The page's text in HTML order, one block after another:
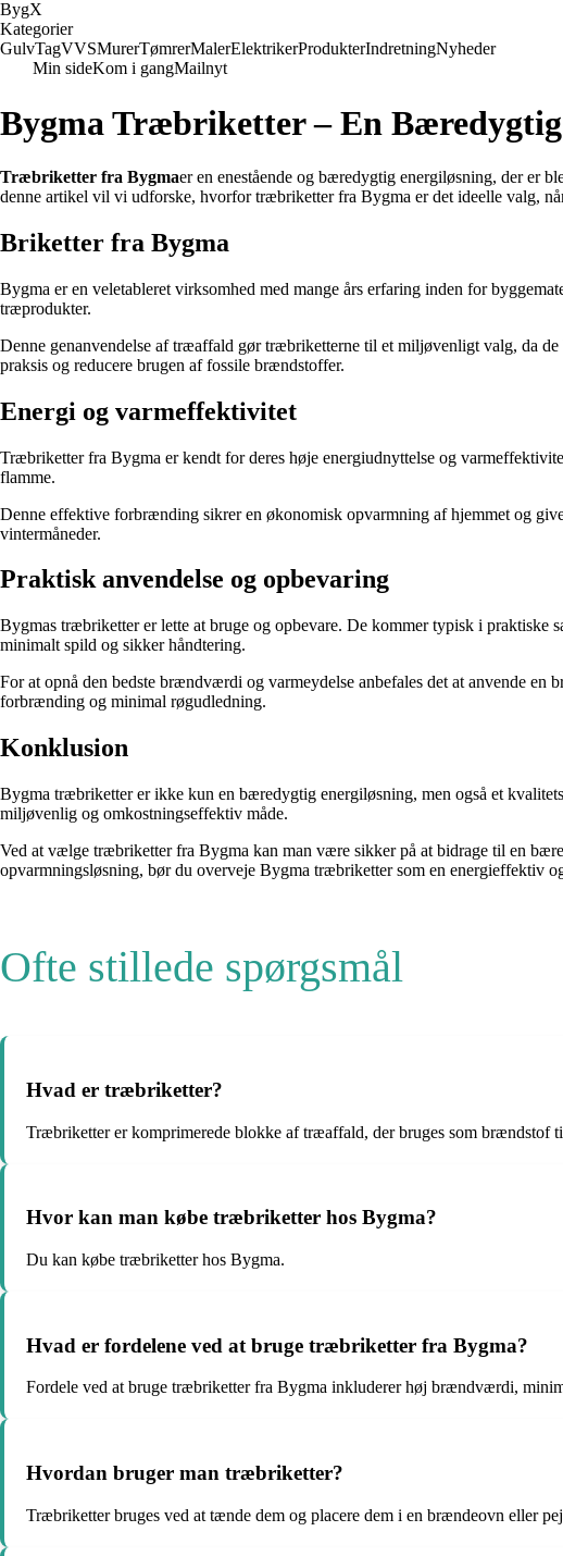
BygX
Kategorier
GulvTagVVSMurerTømrerMalerElektrikerProdukterIndretningNyheder
Min sideKom i gangMailnyt
Bygma Træbriketter – En
Træbriketter fra Bygmaer en enestående og bæredygtig energiløsning, der er
denne artikel vil vi udforske, hvorfor træbriketter fra Bygma er det ideelle valg,
Briketter fra Bygma
Bygma er en veletableret virksomhed med mange års erfaring inden for
træprodukter.
Denne genanvendelse af træaffald gør træbriketterne til et miljøvenligt valg, da
praksis og reducere brugen af fossile brændstoffer.
Energi og varmeffektivitet
Træbriketter fra Bygma er kendt for deres høje energiudnyttelse og
flamme.
Denne effektive forbrænding sikrer en økonomisk opvarmning af hjemmet og
vintermåneder.
Praktisk anvendelse og opbevaring
Bygmas træbriketter er lette at bruge og opbevare. De kommer typisk i praktiske
minimalt spild og sikker håndtering.
For at opnå den bedste brændværdi og varmeydelse anbefales det at anvende
forbrænding og minimal røgudledning.
Konklusion
Bygma træbriketter er ikke kun en bæredygtig energiløsning, men også et
miljøvenlig og omkostningseffektiv måde.
Ved at vælge træbriketter fra Bygma kan man være sikker på at bidrage til en
opvarmningsløsning, bør du overveje Bygma træbriketter som en energieffektiv
Ofte stillede spørgsmål
Hvad er træbriketter?
Træbriketter er komprimerede blokke af træaffald, der bruges som brændstof
Hvor kan man købe træbriketter hos Bygma?
Du kan købe træbriketter hos Bygma.
Hvad er fordelene ved at bruge træbriketter fra Bygma?
Fordele ved at bruge træbriketter fra Bygma inkluderer høj brændværdi,
Hvordan bruger man træbriketter?
Træbriketter bruges ved at tænde dem og placere dem i en brændeovn eller